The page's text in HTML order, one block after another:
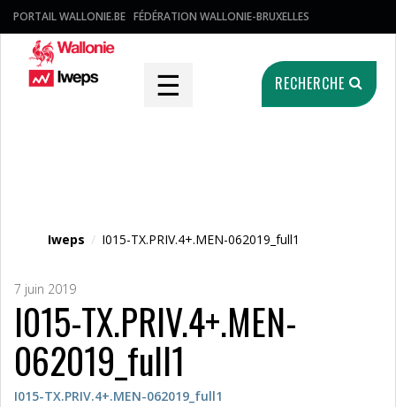
PORTAIL WALLONIE.BE FÉDÉRATION WALLONIE-BRUXELLES
☰ RECHERCHE
Iweps / I015-TX.PRIV.4+.MEN-062019_full1
7 juin 2019
I015-TX.PRIV.4+.MEN-
062019_full1
I015-TX.PRIV.4+.MEN-062019_full1